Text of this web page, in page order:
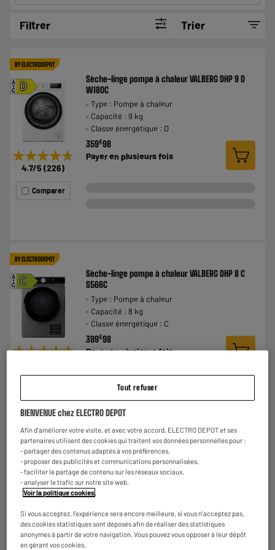
Filtrer Trier
BY ELECTRODEPOT
D
A
G
★★★★★
★★★★★
4.7/5 (226)
Comparer
Sèche-linge pompe à chaleur VALBERG DHP 9 D
W180C
Type : Pompe à chaleur
Capacité : 9 kg
Classe énergétique : D
359€98
Payer en plusieurs fois
BY ELECTRODEPOT
C
A
G
★★★★★
★★★★★
Sèche-linge pompe à chaleur VALBERG DHP 8 C
S566C
Type : Pompe à chaleur
Capacité : 8 kg
Classe énergétique : C
399€98
Payer enplusieurs fois
BY ELECTRODEPOT
D
★★★★★
★★★★★
Sèche-linge pompe à chaleur VALBERG DHP 8 D
W566C
Type : Pompe à chaleur
Classe énergétique : D
339 98
Tout refuser
BIENVENUE chez ELECTRO DEPOT
Afin d'améliorer votre visite, et avec votre accord, ELECTRO DEPOT et ses
partenaires utilisent des cookies qui traitent vos données personnelles pour :
- partager des contenus adaptés à vos préférences,
- proposer des publicités et communications personnalisées,
- faciliter le partage de contenu sur les réseaux sociaux,
- analyser le trafic sur notre site web.
Voir la politique cookies.
Si vous acceptez, l'expérience sera encore meilleure, si vous n'acceptez pas,
des cookies statistiques sont déposés afin de réaliser des statistiques
anonymes à partir de votre navigation. Vous pouvez vous opposer à leur dépôt
en gérant vos cookies.